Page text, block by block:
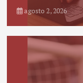
agosto 2, 2026